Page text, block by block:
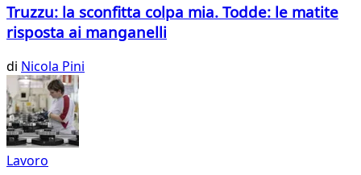
Truzzu: la sconfitta colpa mia. Todde: le matite
risposta ai manganelli
di Nicola Pini
Lavoro